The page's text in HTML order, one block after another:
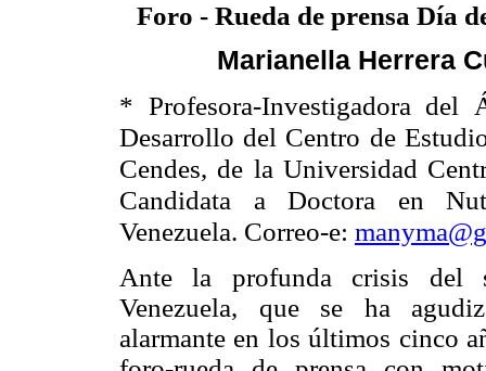
Foro - Rueda de prensa Día
Marianella Herrera
* Profesora-Investigadora del
Desarrollo del Centro de
Cendes, de la Universidad
Candidata a Doctora en
Venezuela. Correo-e:
Ante la profunda crisis del
Venezuela, que se ha
alarmante en los últimos cinco